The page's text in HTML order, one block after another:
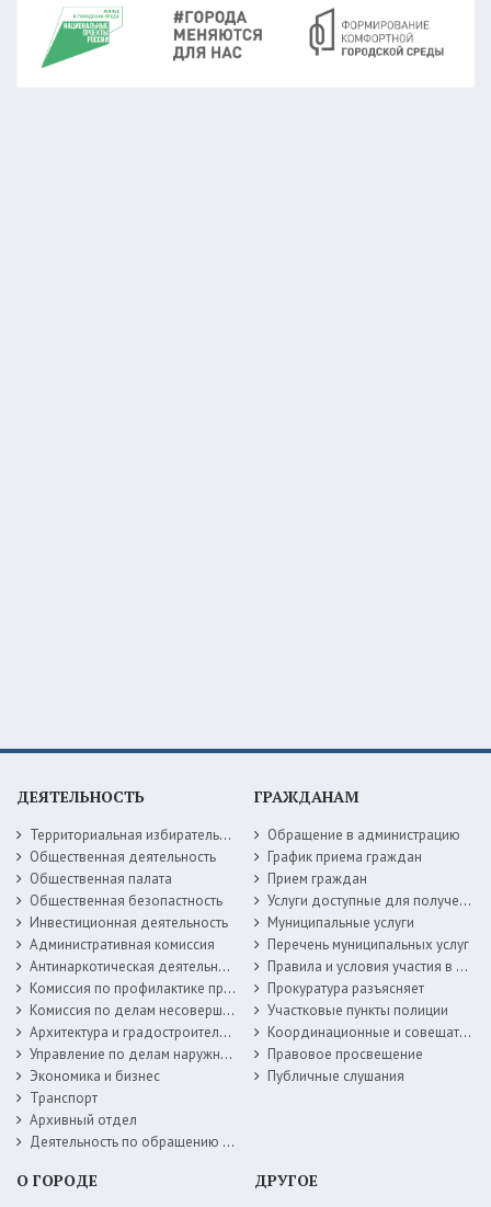
ДЕЯТЕЛЬНОСТЬ
Территориальная избирательная комиссия
Общественная деятельность
Общественная палата
Общественная безопастность
Инвестиционная деятельность
Административная комиссия
Антинаркотическая деятельность
Комиссия по профилактике правонарушений
Комиссия по делам несовершеннолетних
Архитектура и градостроительство
Управление по делам наружной рекламы
Экономика и бизнес
Транспорт
Архивный отдел
Деятельность по обращению с животными без владельцев
ГРАЖДАНАМ
Обращение в администрацию
График приема граждан
Прием граждан
Услуги доступные для получения в электронной форме
Муниципальные услуги
Перечень муниципальных услуг
Правила и условия участия в жилищных программах
Прокуратура разъясняет
Участковые пункты полиции
Координационные и совещательные органы
Правовое просвещение
Публичные слушания
О ГОРОДЕ ДРУГОЕ